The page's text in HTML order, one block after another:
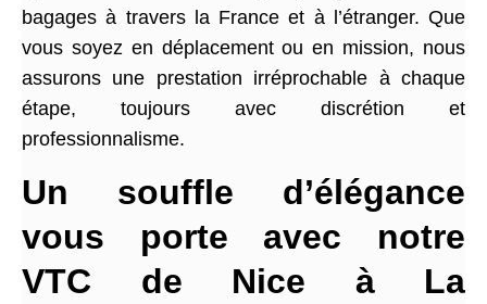
bagages à travers la France et à l’étranger. Que
vous soyez en déplacement ou en mission, nous
assurons une prestation irréprochable à chaque
étape, toujours avec discrétion et
professionnalisme.
Un souffle d’élégance
vous porte avec notre
VTC de Nice à La